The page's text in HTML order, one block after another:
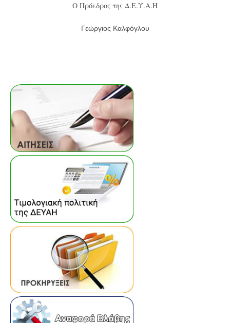
Ο Πρόεδρος της Δ.Ε.Υ.Α.Η
Γεώργιος Καλφόγλου